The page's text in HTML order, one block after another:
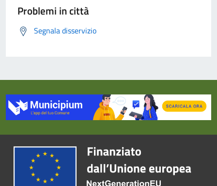
Problemi in città
Segnala disservizio